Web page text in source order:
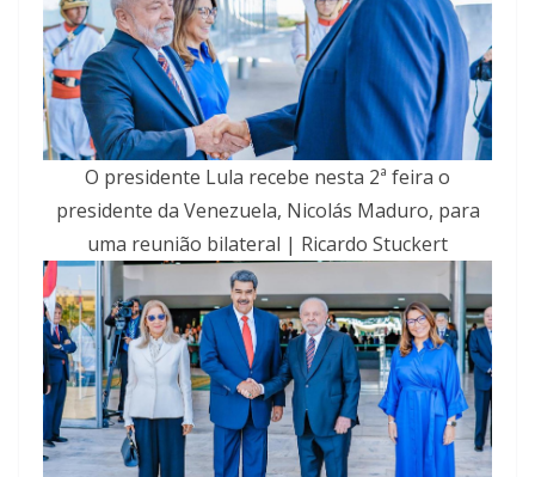
O presidente Lula recebe nesta 2ª feira o
presidente da Venezuela, Nicolás Maduro, para
uma reunião bilateral | Ricardo Stuckert